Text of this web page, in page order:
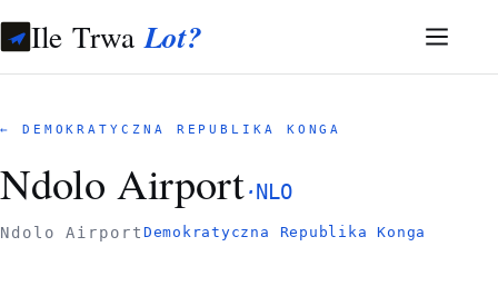
Ile TrwaLot?
← DEMOKRATYCZNA REPUBLIKA KONGA
Ndolo Airport·NLO
Ndolo Airport Demokratyczna Republika Konga